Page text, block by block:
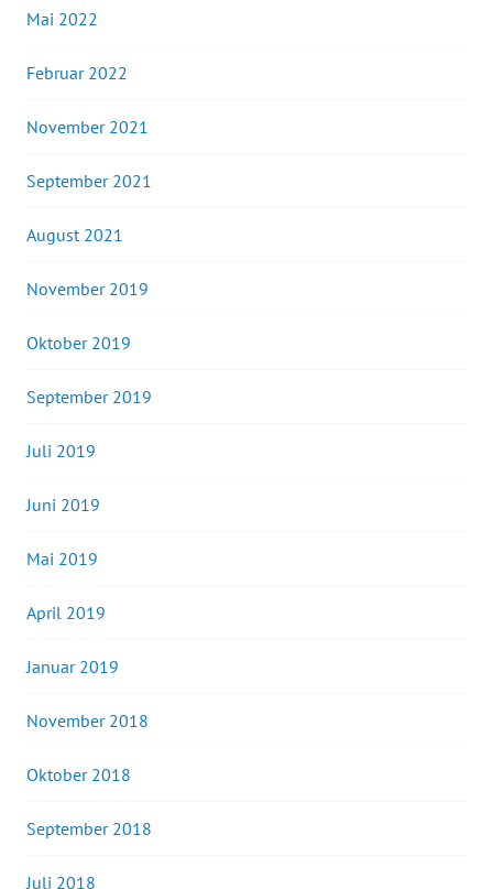
Mai 2022
Februar 2022
November 2021
September 2021
August 2021
November 2019
Oktober 2019
September 2019
Juli 2019
Juni 2019
Mai 2019
April 2019
Januar 2019
November 2018
Oktober 2018
September 2018
Juli 2018